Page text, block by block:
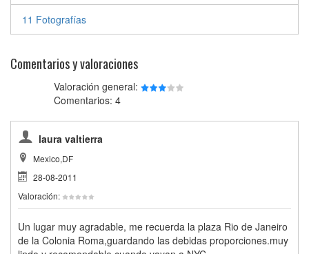
11 Fotografías
Comentarios y valoraciones
Valoración general:
Comentarios: 4
laura valtierra
Mexico,DF
28-08-2011
Valoración:
Un lugar muy agradable, me recuerda la plaza Rio de Janeiro
de la Colonia Roma,guardando las debidas proporciones.muy